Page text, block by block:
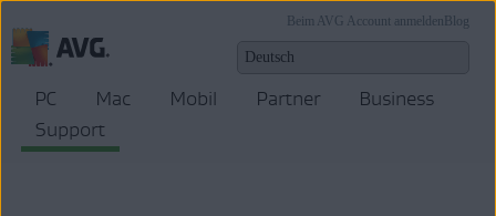
Blog
Beim AVG Account anmelden
PC Mac Mobil Partner
Business
Support